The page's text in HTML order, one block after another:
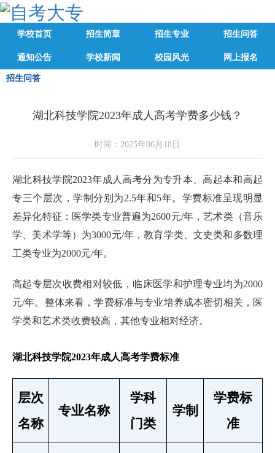
学校首页 招生简章 招生专业 招生问答
通知公告 学校新闻 校园风光 网上报名
招生问答
湖北科技学院2023年成人高考学费多少钱？
时间：2025年06月18日
湖北科技学院2023年成人高考分为专升本、高起本和高起
专三个层次，学制分别为2.5年和5年。学费标准呈现明显
差异化特征：医学类专业普遍为2600元/年，艺术类（音乐
学、美术学等）为3000元/年，教育学类、文史类和多数理
工类专业为2000元/年。
高起专层次收费相对较低，临床医学和护理专业均为2000
元/年。整体来看，学费标准与专业培养成本密切相关，医
学类和艺术类收费较高，其他专业相对经济。
湖北科技学院2023年成人高考学费标准
层次
名称
专业名称
学科
门类
学制
学费标
准